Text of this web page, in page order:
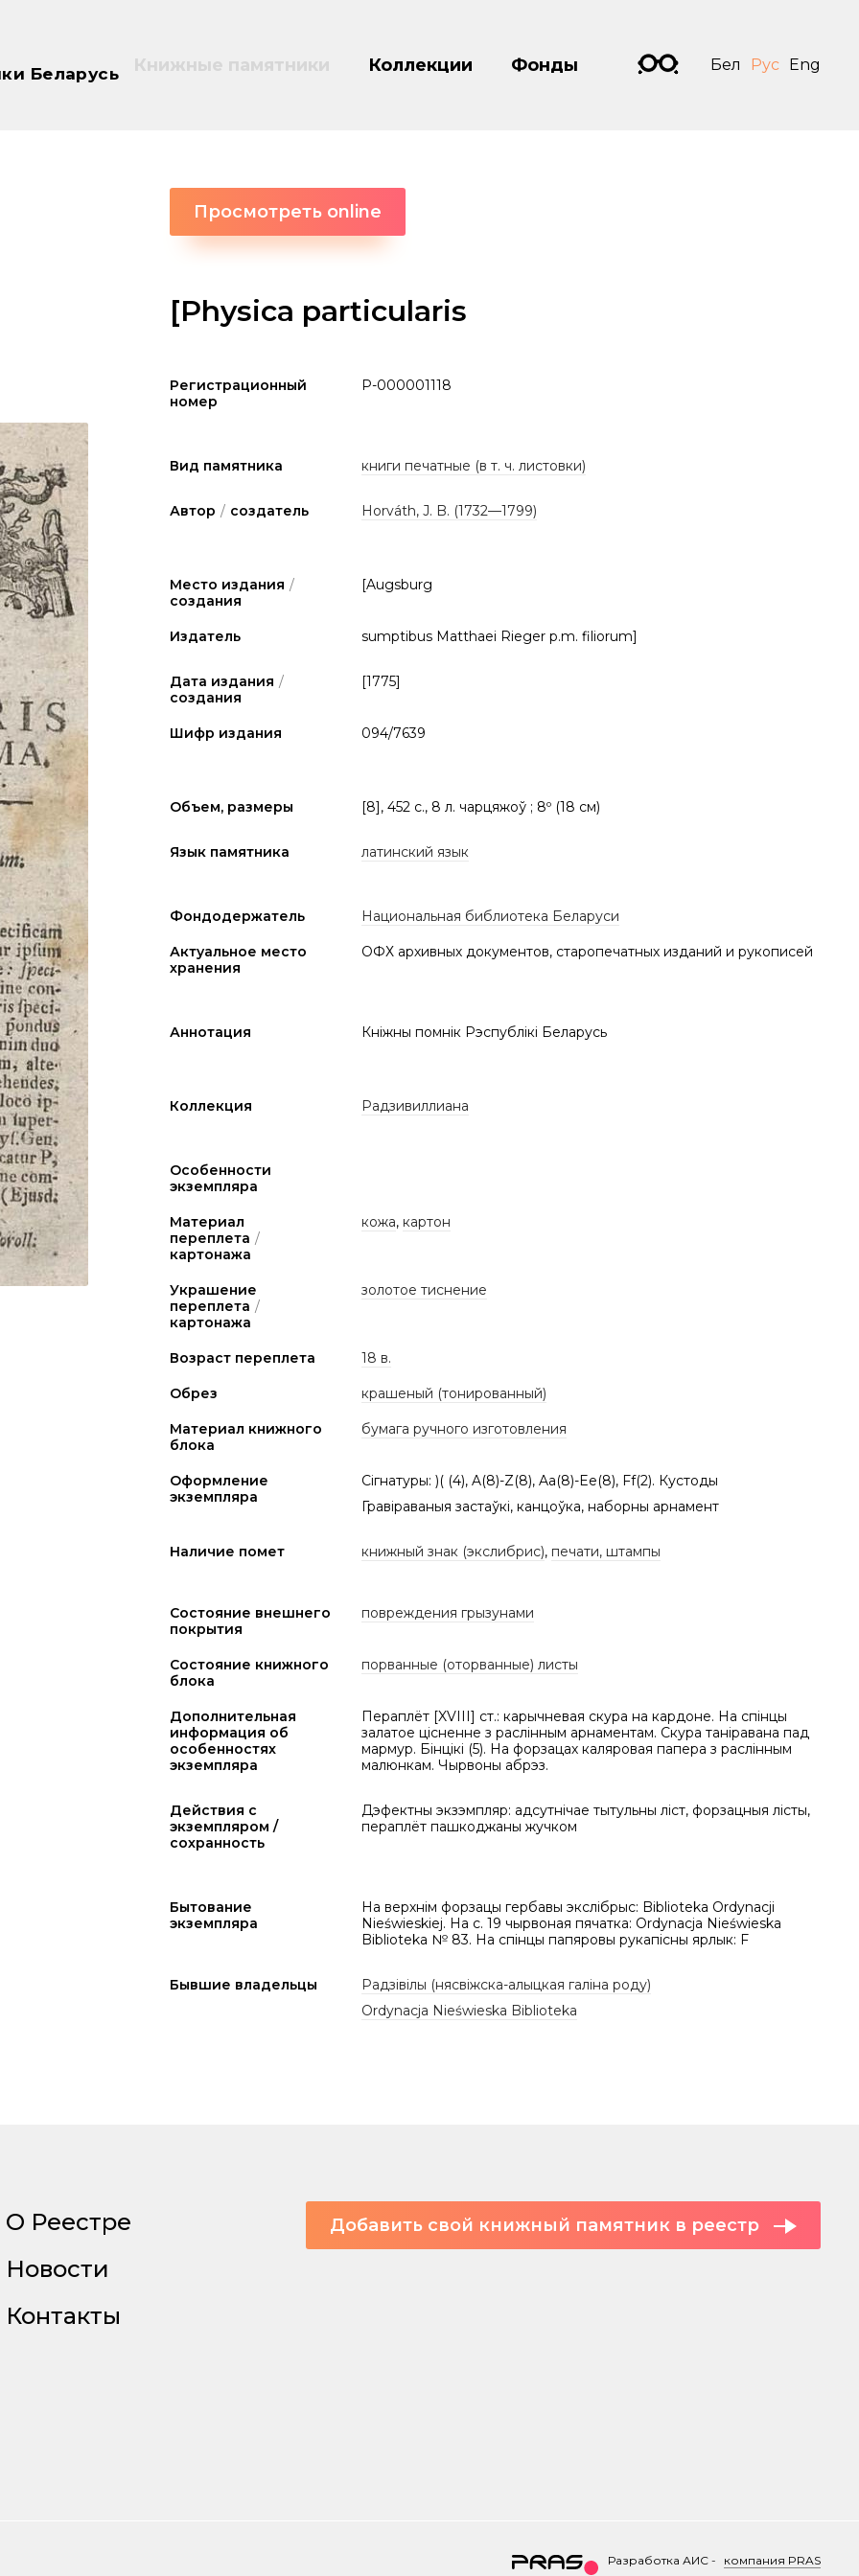
Беларусь
Книжные памятники Коллекции Фонды Бел Рус Eng
Просмотреть online
[Physica particularis
Регистрационный
номер
P-000001118
Вид памятника книги печатные (в т. ч. листовки)
Автор / создатель Horváth, J. B. (1732—1799)
Место издания /
создания
[Augsburg
Издатель sumptibus Matthaei Rieger p.m. filiorum]
Дата издания /
создания
[1775]
Шифр издания 094/7639
Объем, размеры [8], 452 с., 8 л. чарцяжоў ; 8º (18 см)
Язык памятника латинский язык
Фондодержатель Национальная библиотека Беларуси
Актуальное место
хранения
ОФХ архивных документов, старопечатных изданий и рукописей
Аннотация Кніжны помнік Рэспублікі Беларусь
Коллекция Радзивиллиана
Особенности
экземпляра
Материал
переплета /
картонажа
кожа, картон
Украшение
переплета /
картонажа
золотое тиснение
Возраст переплета 18 в.
Обрез крашеный (тонированный)
Материал книжного
блока
бумага ручного изготовления
Оформление
экземпляра
Сігнатуры: )( (4), A(8)-Z(8), Aa(8)-Ee(8), Ff(2). Кустоды
Гравіраваныя застаўкі, канцоўка, наборны арнамент
Наличие помет книжный знак (экслибрис), печати, штампы
Состояние внешнего
покрытия
повреждения грызунами
Состояние книжного
блока
порванные (оторванные) листы
Дополнительная
информация об
особенностях
экземпляра
Пераплёт [XVIII] ст.: карычневая скура на кардоне. На спінцы
залатое цісненне з раслінным арнаментам. Скура таніравана пад
мармур. Бінцікі (5). На форзацах каляровая папера з раслінным
малюнкам. Чырвоны абрэз.
Действия с
экземпляром /
сохранность
Дэфектны экзэмпляр: адсутнічае тытульны ліст, форзацныя лісты,
пераплёт пашкоджаны жучком
Бытование
экземпляра
На верхнім форзацы гербавы экслібрыс: Biblioteka Ordynacji
Nieświeskiej. На с. 19 чырвоная пячатка: Ordynacja Nieświeska
Biblioteka № 83. На спінцы папяровы рукапісны ярлык: F
Бывшие владельцы
Радзівілы (нясвіжска-алыцкая галіна роду)
Ordynacja Nieświeska Biblioteka
О Реестре
Новости
Контакты
Добавить свой книжный памятник в реестр
Разработка АИС - компания PRAS